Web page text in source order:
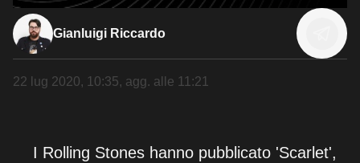
Gianluigi Riccardo
22 lug 2020, 10:35, agg. alle 11:21
I Rolling Stones hanno pubblicato 'Scarlet',